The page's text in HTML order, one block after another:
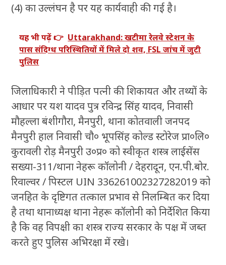
(4) का उल्लंघन है पर यह कार्यवाही की गई है।
यह भी पढ़ें 👉 Uttarakhand: खटीमा रेलवे स्टेशन के
पास संदिग्ध परिस्थितियों में मिले दो शव, FSL जांच में जुटी
पुलिस
जिलाधिकारी ने पीड़ित पत्नी की शिकायत और तथ्यों के
आधार पर यश यादव पुत्र रविन्द्र सिंह यादव, निवासी
मौहल्ला बंशीगौरा, मैनपुरी, थाना कोतवाली जनपद
मैनपुरी हाल निवासी चौ० भूपसिंह कोल्ड स्टोरेज प्रा०लि०
कुरावली रोड़ मैनपुरी उ०प्र० को स्वीकृत शस्त्र लाईसेंस
सख्या-311/थाना नेहरू कॉलोनी / देहरादून, एन.पी.बोर.
रिवाल्वर / पिस्टल UIN 336261002327282019 को
जनहित के दृष्टिगत तत्काल प्रभाव से निलम्बित कर दिया
है तथा थानाध्यक्ष थाना नेहरू कॉलोनी को निर्देशित किया
है कि वह विपक्षी का शस्त्र राज्य सरकार के पक्ष में जब्त
करते हुए पुलिस अभिरक्षा में रखे।